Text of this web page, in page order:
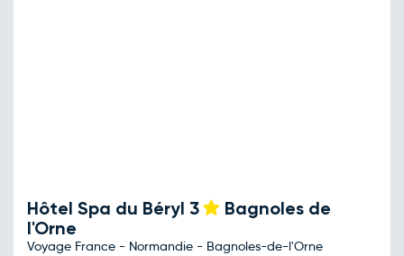
Hôtel Spa du Béryl 3
Bagnoles de
l'Orne
Voyage France - Normandie - Bagnoles-de-l'Orne